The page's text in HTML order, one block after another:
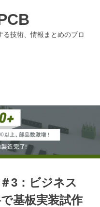
技術、情報まとめのブロ
3：ビジネス
基板実装試作